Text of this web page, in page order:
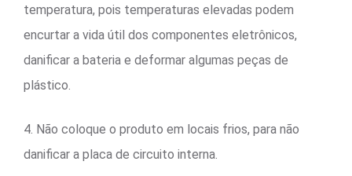
temperatura, pois temperaturas elevadas podem
encurtar a vida útil dos componentes eletrônicos,
danificar a bateria e deformar algumas peças de
plástico.
4. Não coloque o produto em locais frios, para não
danificar a placa de circuito interna.